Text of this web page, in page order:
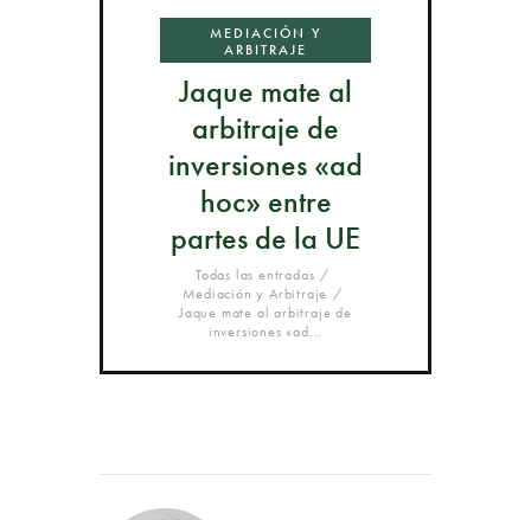
MEDIACIÓN Y
ARBITRAJE
Jaque mate al
arbitraje de
inversiones «ad
hoc» entre
partes de la UE
Todas las entradas
Mediación y Arbitraje
Jaque mate al arbitraje de
inversiones «ad...